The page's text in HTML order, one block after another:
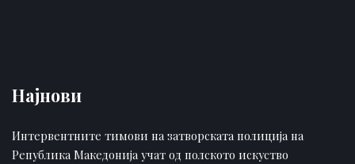
Најнови
Интервентните тимови на затворската полиција на
Република Македонија учат од полското искуство